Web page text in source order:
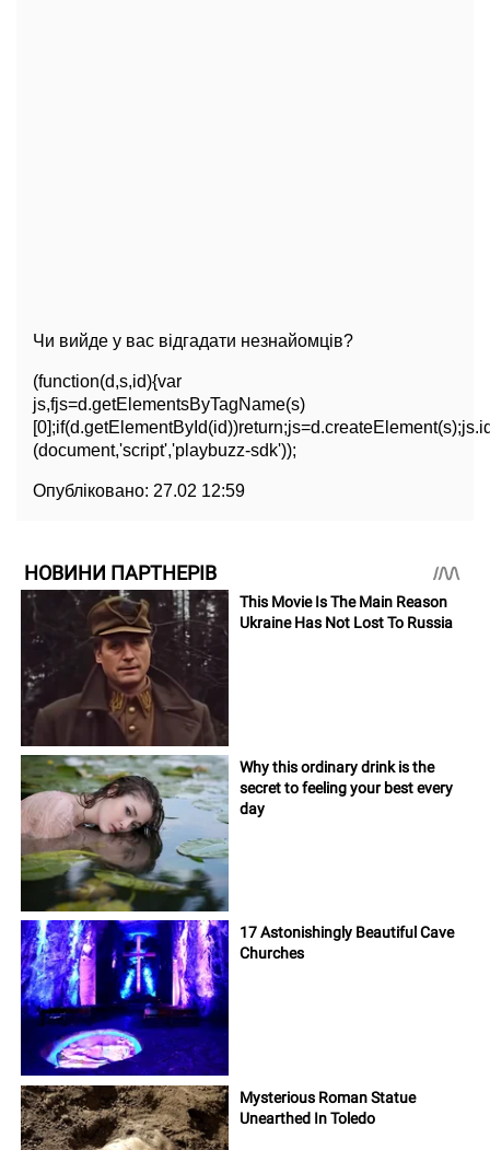
Чи вийде у вас відгадати незнайомців?
(function(d,s,id){var
js,fjs=d.getElementsByTagName(s)
(document,'script','playbuzz-sdk'));
Опубліковано: 27.02 12:59